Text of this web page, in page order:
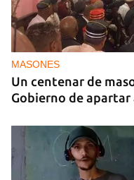
MASONES
Un centenar de
Gobierno de apartar